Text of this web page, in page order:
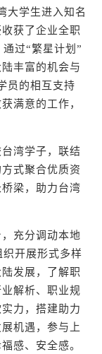
大学生进入知名
获了企业全职
过“繁星计划”
丰富的机会与
员的相互支持
满意的工作，
湾学子，联结
式聚合优质资
梁，助力台湾
充分调动本地
开展形式多样
发展，了解职
解析、职业规
力，搭建助力
机遇，参与上
感、安全感。